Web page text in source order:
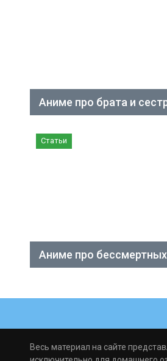
Аниме про брата и
Статьи
Аниме про бессмертных
Весь материал на сайте